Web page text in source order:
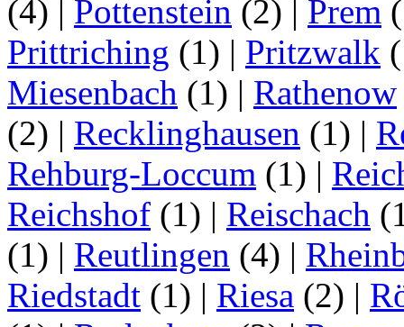
(4) | Pottenstein (2) | Prem
Prittriching (1) | Pritzwalk
Miesenbach (1) | Rathenow
(2) | Recklinghausen (1) |
Rehburg-Loccum (1) |
Reichshof (1) | Reischach
(1) | Reutlingen (4) |
Riedstadt (1) | Riesa (2) |